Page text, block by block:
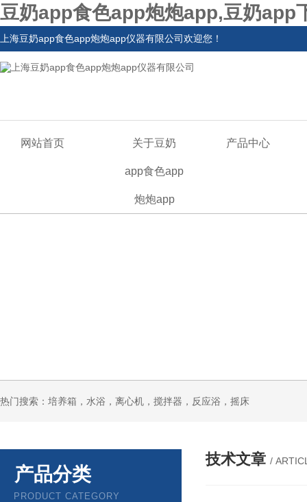
豆奶app食色app炮炮app,豆奶app
上海豆奶app食色app炮炮app仪器有限公司欢迎您！
网站首页 关于豆奶
app食色app
炮炮app
产品中心
热门搜索：培养箱，水浴，离心机，搅拌器，反应浴，摇床
产品分类
PRODUCT CATEGORY
技术文章 /